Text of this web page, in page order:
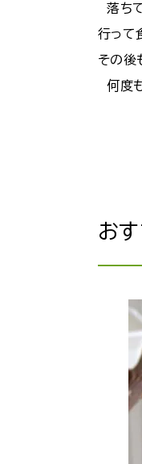
落ち
行って
その後
何度
お